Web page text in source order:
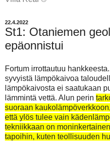
22.4.2022
St1: Otaniemen
epäonnistui
Fortum irrottautuu
syvyistä lämpökaivoa
lämpökaivosta ei saatukaan
lämmintä vettä. Alun perin
suoraan
että ylös tulee vain
tekniikkaan on
tapoihin, kuten teollisuuden